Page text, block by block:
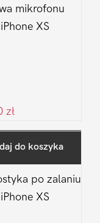
mikrofonu
XS
zł
do koszyka
po zalaniu
XS